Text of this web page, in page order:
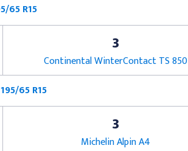
65 R15
3
Continental WinterContact TS 850
65 R15
3
Michelin Alpin A4